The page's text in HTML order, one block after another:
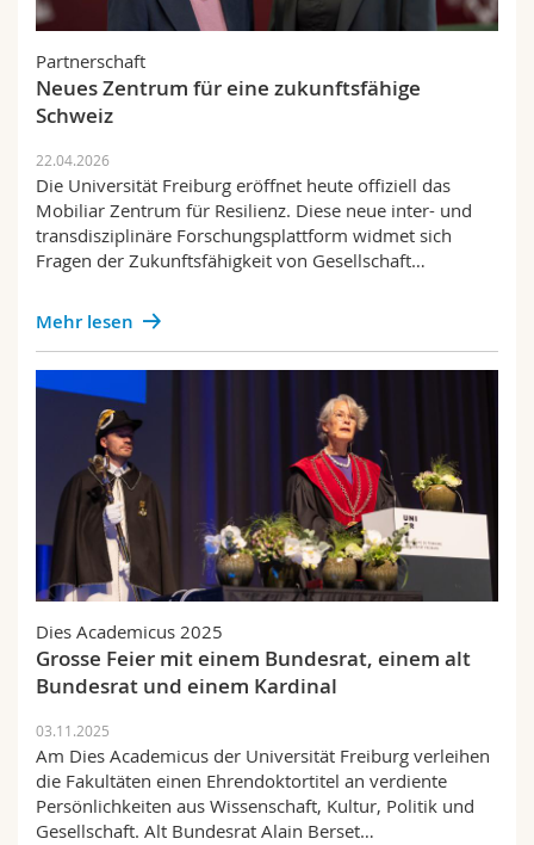
Math.-Nat. und Med. Fak.
Interfakultär
Mitarbeitende
Doktorierende
Vorlesungsverzeichnis
Partnerschaft
Neues Zentrum für eine zukunftsfähige
Schweiz
22.04.2026
Die Universität Freiburg eröffnet heute offiziell das
Mobiliar Zentrum für Resilienz. Diese neue inter- und
transdisziplinäre Forschungsplattform widmet sich
Fragen der Zukunftsfähigkeit von Gesellschaft…
Mehr lesen
Dies Academicus 2025
Grosse Feier mit einem Bundesrat, einem alt
Bundesrat und einem Kardinal
03.11.2025
Am Dies Academicus der Universität Freiburg verleihen
die Fakultäten einen Ehrendoktortitel an verdiente
Persönlichkeiten aus Wissenschaft, Kultur, Politik und
Gesellschaft. Alt Bundesrat Alain Berset…